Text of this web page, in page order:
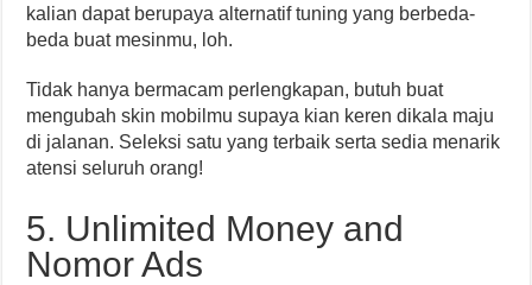
kalian dapat berupaya alternatif tuning yang berbeda-
beda buat mesinmu, loh.
Tidak hanya bermacam perlengkapan, butuh buat
mengubah skin mobilmu supaya kian keren dikala maju
di jalanan. Seleksi satu yang terbaik serta sedia menarik
atensi seluruh orang!
5. Unlimited Money and
Nomor Ads